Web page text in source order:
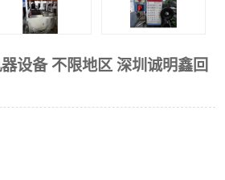
设备 不限地区 深圳诚明鑫回